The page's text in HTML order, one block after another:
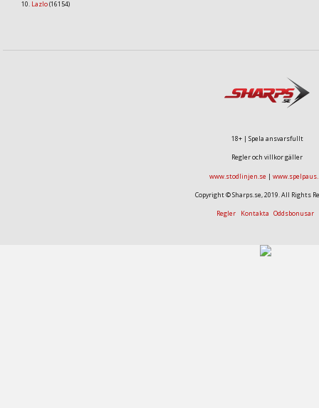
Lazlo(16154)
18+ | Spela ansvarsfullt
Regler och villkor gäller
www.stodlinjen.se |
Copyright © Sharps.se, 2019. All Rights
Regler Kontakta Oddsbonusar